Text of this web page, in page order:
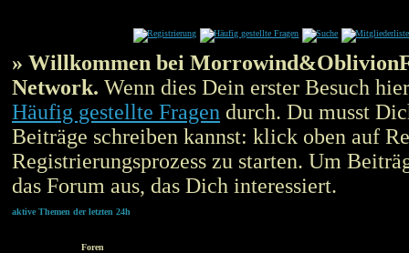
» Willkommen bei
Network. Wenn dies Dein erster Besuch
Häufig gestellte Fragen durch. Du musst
Beiträge schreiben kannst: klick oben auf
Registrierungsprozess zu starten. Um
das Forum aus, das Dich interessiert.
aktive Themen der letzten 24h
Foren